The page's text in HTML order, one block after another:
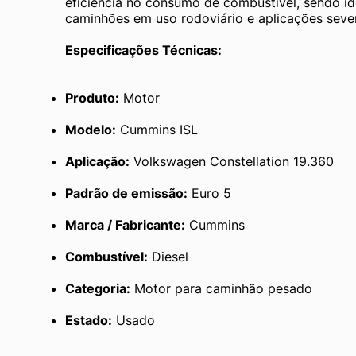
caminhões em uso rodoviário e aplicações
Especificações Técnicas:
Produto: Motor
Modelo: Cummins ISL
Aplicação: Volkswagen Constellation 19.360
Padrão de emissão: Euro 5
Marca / Fabricante: Cummins
Combustível: Diesel
Categoria: Motor para caminhão pesado
Estado: Usado